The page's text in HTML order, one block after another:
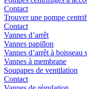
Contact
Trouver une pompe
Contact
Vannes d’arrêt
Vannes papillon
Vannes d’arrêt à boisseau
Vannes à membrane
Soupapes de ventilation
Contact